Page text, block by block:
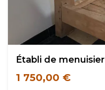
Établi de menuisier
1 750,00 €